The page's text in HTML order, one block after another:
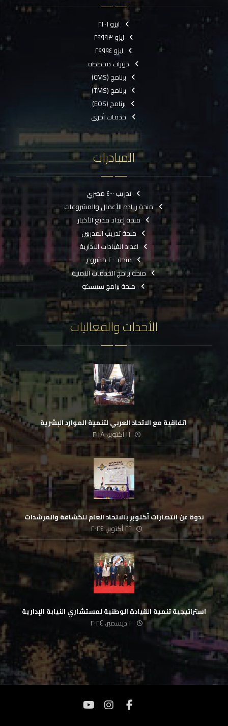
ايزو ٢١٠٠١
ايزو ٢٩٩٩٣
ايزو ٢٩٩٩٤
دورات مخططة
برنامج (CMS)
برنامج (TMS)
برنامج (EOS)
خدمات أخرى
المبادرات
تدريب ٤٠٠٠ مصري
منحة ريادة الأعمال والمشروعات
منحة إعداد مذيع الأخبار
منحة تدريب المدربين
اعداد القيادات الادارية
منحة ٢٠٠٠ مشروع
منحة برامج الخدمات الامنية
منحة برامج سيسكو
الأحداث والفعاليات
‏ اتفاقية مع الاتحاد العربي لتنمية الموارد البشرية
١١ أكتوبر، ٢٠١٨
ندوة عن انتصارات أكتوبر بالاتحاد العام للكشافة والمرشدات
٢٦ أكتوبر، ٢٠٢٤
استراتيجية تنمية القيادة الوطنية لمستشاري النيابة الإدارية
١٠ ديسمبر، ٢٠٢٤